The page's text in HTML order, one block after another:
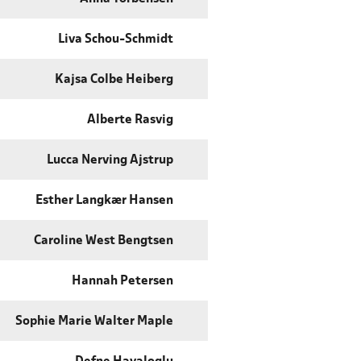
Liva Schou-Schmidt
Kajsa Colbe Heiberg
Alberte Rasvig
Lucca Nerving Ajstrup
Esther Langkær Hansen
Caroline West Bengtsen
Hannah Petersen
Sophie Marie Walter Maple